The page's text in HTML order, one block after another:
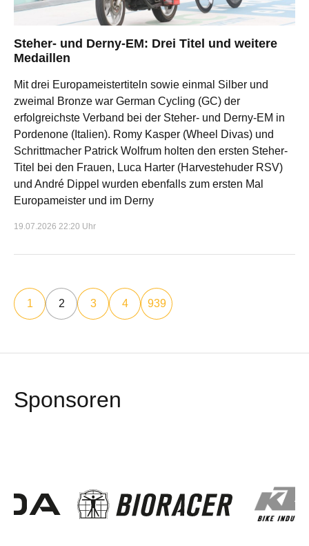
Steher- und Derny-EM: Drei Titel und weitere
Medaillen
Mit drei Europameistertiteln sowie einmal Silber und
zweimal Bronze war German Cycling (GC) der
erfolgreichste Verband bei der Steher- und Derny-EM in
Pordenone (Italien). Romy Kasper (Wheel Divas) und
Schrittmacher Patrick Wolfrum holten den ersten Steher-
Titel bei den Frauen, Luca Harter (Harvestehuder RSV)
und André Dippel wurden ebenfalls zum ersten Mal
Europameister und im Derny
19.07.2026 22:20 Uhr
1 2 3 4 939
Sponsoren